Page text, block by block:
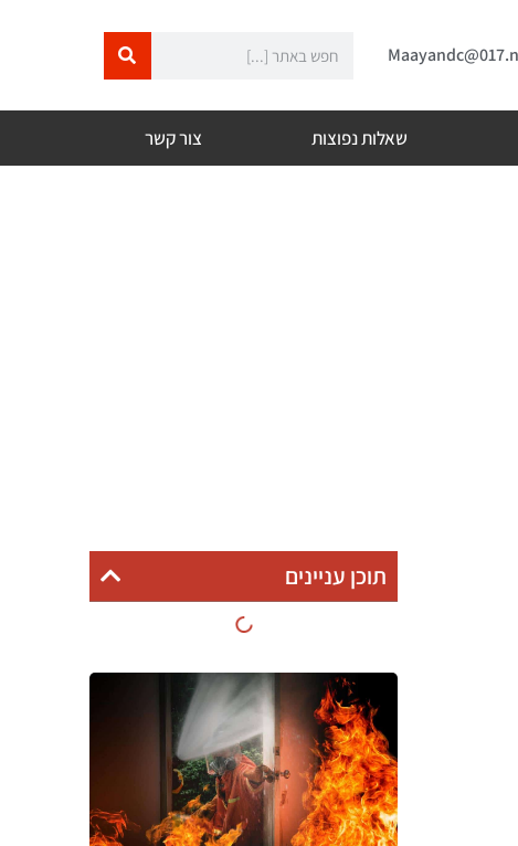
שאלות נפוצות צור קשר
תוכן עניינים